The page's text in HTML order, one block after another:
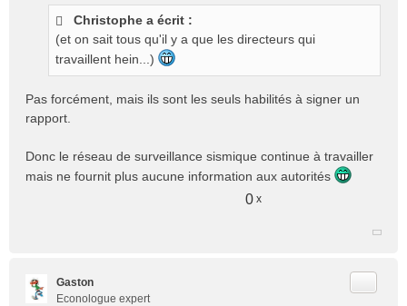
o
n
u
Christophe a écrit :
(et on sait tous qu'il y a que les directeurs qui
travaillent hein...)
Pas forcément, mais ils sont les seuls habilités à signer un
rapport.
Donc le réseau de surveillance sismique continue à travailler
mais ne fournit plus aucune information aux autorités
0 x
Gaston
Econologue expert